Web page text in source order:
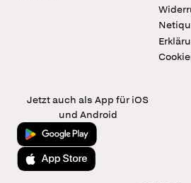
Jetzt auch als App für iOS
und Android
Jetzt bei Google Play
Laden im App Store